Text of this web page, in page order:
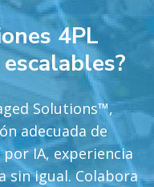
4PL
Solutions™,
adecuada de
IA, experiencia
sin igual. Colabora